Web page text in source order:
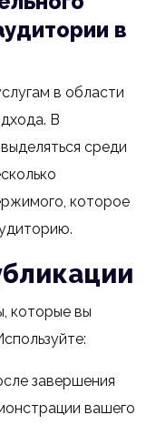
в
в области
В
среди
которое
которые вы
завершения
вашего